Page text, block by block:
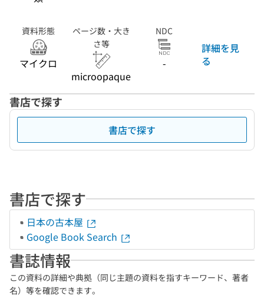
資料形態
マイクロ
ページ数・大き
さ等
microopaque
NDC
-
詳細を見
る
書店で探す
書店で探す
書店で探す
日本の古本屋
Google Book Search
書誌情報
この資料の詳細や典拠（同じ主題の資料を指すキーワード、著者
名）等を確認できます。